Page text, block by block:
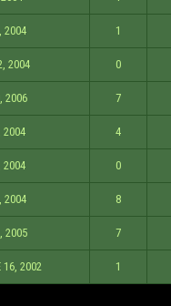
2004 1
2004 0
2006 7
2004 4
2004 0
2004 8
2005 7
16, 2002 1